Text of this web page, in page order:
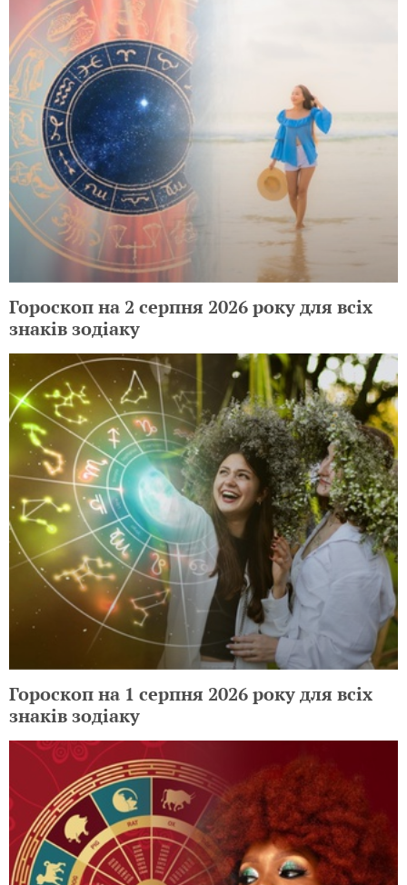
Гороскоп на 2 серпня 2026 року для всіх
знаків зодіаку
Гороскоп на 1 серпня 2026 року для всіх
знаків зодіаку